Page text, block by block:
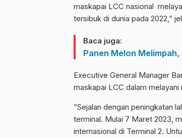
maskapai LCC nasional
tersibuk di dunia pada 2022,”
Baca juga:
Panen Melon
Executive General Manager
maskapai LCC dalam
“Sejalan dengan peningkatan
terminal. Mulai 7 Maret 2023,
internasional di Terminal 2.